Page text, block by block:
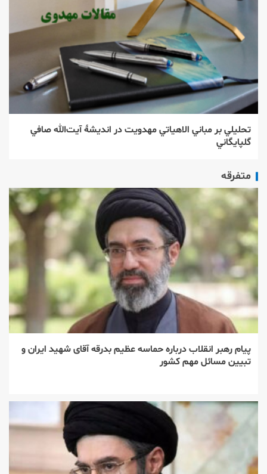
تحليلي بر مباني الاهياتي مهدويت در انديشۀ آيت‌الله صافي
گلپايگاني
متفرقه
پیام رهبر انقلاب درباره حماسه عظیم بدرقه آقای شهید ایران و
تبیین مسائل مهم کشور